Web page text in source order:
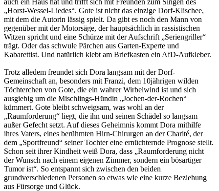
„Horst-Wessel-Liedes“. Gote ist nicht das einzige Dorf-Klischee,
mit dem die Autorin lässig spielt. Da gibt es noch den Mann von
gegenüber mit der Motorsäge, der hauptsächlich in rassistischen
Witzen spricht und eine Schürze mit der Aufschrift „Seriengriller“
trägt. Oder das schwule Pärchen aus Garten-Experte und
Kabarettist. Und natürlich klebt am Briefkasten ein AfD-Aufkleber.
Trotz alledem freundet sich Dora langsam mit der Dorf-
Gemeinschaft an, besonders mit Franzi, dem 10jährigen wilden
Töchterchen von Gote, die ein wahrer Wirbelwind ist und sich
ausgiebig um die Mischlings-Hündin „Jochen-der-Rochen“
kümmert. Gote bleibt schweigsam, was wohl an der
„Raumforderung“ liegt, die ihn und seinen Schädel so langsam
außer Gefecht setzt. Auf dieses Geheimnis kommt Dora mithilfe
ihres Vaters, eines berühmten Hirn-Chirurgen an der Charité, der
dem „Sportfreund“ seiner Tochter eine ernüchternde Prognose stellt.
Schon seit ihrer Kindheit weiß Dora, dass „Raumforderung nicht
der Wunsch nach einem eigenen Zimmer, sondern ein bösartiger
Tumor ist“. So entspannt sich zwischen den beiden
grundverschiedenen Personen so etwas wie eine kurze Beziehung
aus Fürsorge und Glück.